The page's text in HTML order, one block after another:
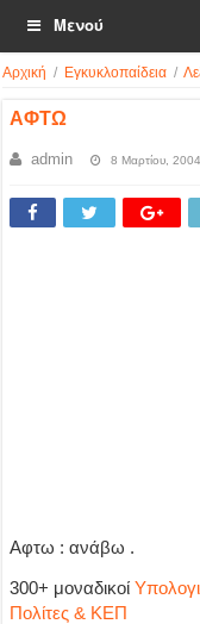
Μενού
Αρχική / Εγκυκλοπαίδεια /
ΑΦΤΩ
admin 8 Μαρτίου, 2004
Αφτω : ανάβω .
300+ μοναδικοί
Πολίτες & ΚΕΠ